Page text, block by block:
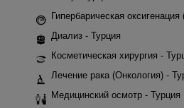
Гипербарическая
Диализ - Турция
Косметическая хирургия -
Лечение рака (Онкология) -
Медицинский осмотр - Турция